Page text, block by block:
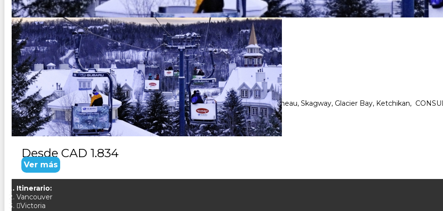
CANADA VANCOUVER - CRUCERO ALASKA
Duración:
9Días
Noches
Paquete Turistico de 9 dias 8 noches visitando Vancouver, Crucero Alaska, Juneau, Skagway, Glacier Bay, Ketchikan,
Desde CAD 1.834
Ver más
Itinerario:
Vancouver
Victoria